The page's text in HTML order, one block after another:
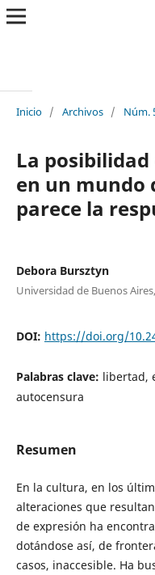
Inicio / Archivos / Núm.
La
en un mundo
parece la
Debora Bursztyn
Universidad de Buenos
DOI: https://doi.org/
Palabras clave: libertad,
autocensura
Resumen
En la cultura, en los
alteraciones que
de expresión ha
dotándose así, de
casos, inaccesible. Ha